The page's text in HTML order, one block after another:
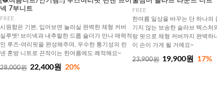
넥 7부니트
FREE
시원함은 기본, 입어보면 놀라실 완벽한 체형 커버
실루엣! 브이넥과 내추럴한 드롭 숄더가 만나 매력적
인 루즈-여리핏을 완성해주며, 우수한 통기성의 린
넨 혼방 니트로 끈적이는 한여름에도 쾌적해요~
28,000원 22,400원 20%
FREE
한여름 일상을 바꾸는 단 하나의
기지 않는 보송한 슬라브 텍스처
랑 핏으로 체형 커버까지 완벽하
이 손이 가게 될 거예요~
23,900원 19,900원 17%